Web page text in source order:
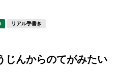
角ゴシック
リアル手書き
じんからのてがみたい